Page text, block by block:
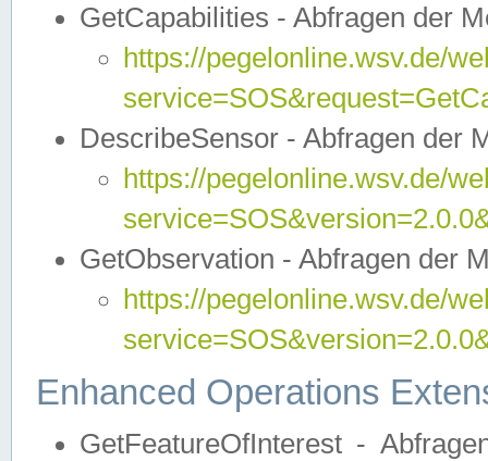
GetCapabilities - Abfragen der
https://pegelonline.wsv.de/
DescribeSensor - Abfragen der
https://pegelonline.wsv.de/
GetObservation - Abfragen der
https://pegelonline.wsv.de/
Enhanced Operations
GetFeatureOfInterest -